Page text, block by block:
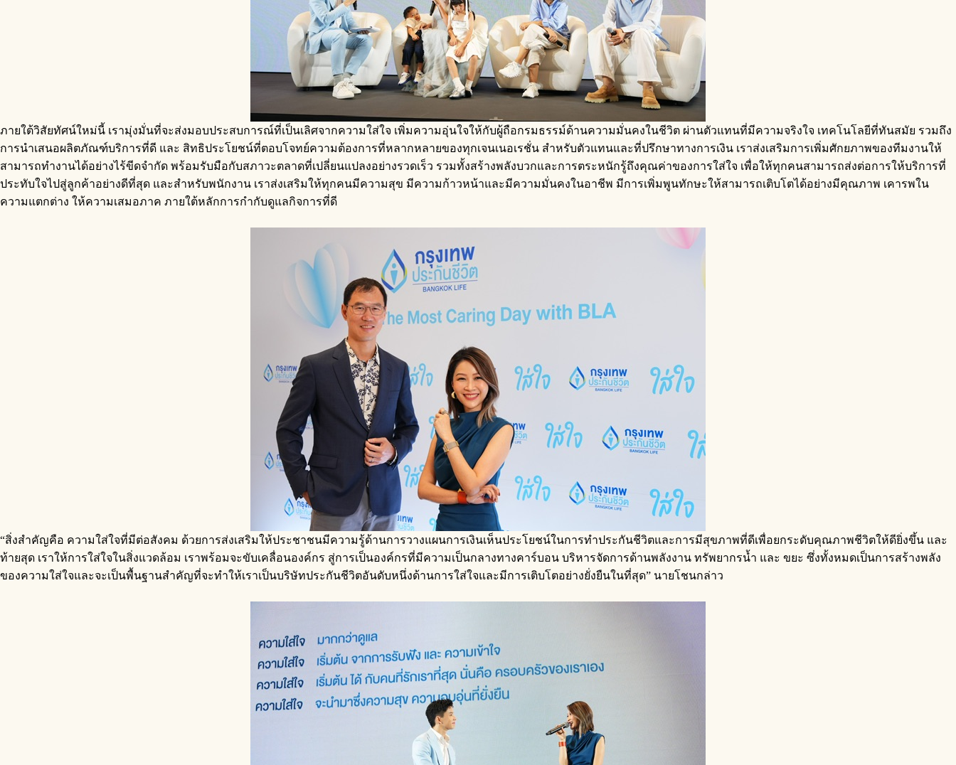
ภายใต้วิสัยทัศน์ใหม่นี้ เรามุ่งมั่นที่จะส่งมอบประสบการณ์ที่เป็นเลิศจากความใส่ใจ เพิ่มความอุ่นใจให้กับผู้ถือกรมธรรม์ด้านความมั่นคงในชีวิต ผ่านตัวแทนที่มีความจริงใจ เทคโนโลยีที่ทันสมัย รวมถึง
การนำเสนอผลิตภัณฑ์บริการที่ดี และ สิทธิประโยชน์ที่ตอบโจทย์ความต้องการที่หลากหลายของทุกเจนเนอเรชั่น สำหรับตัวแทนและที่ปรึกษาทางการเงิน เราส่งเสริมการเพิ่มศักยภาพของทีมงานให้
สามารถทำงานได้อย่างไร้ขีดจำกัด พร้อมรับมือกับสภาวะตลาดที่เปลี่ยนแปลงอย่างรวดเร็ว รวมทั้งสร้างพลังบวกและการตระหนักรู้ถึงคุณค่าของการใส่ใจ เพื่อให้ทุกคนสามารถส่งต่อการให้บริการที่
ประทับใจไปสู่ลูกค้าอย่างดีที่สุด และสำหรับพนักงาน เราส่งเสริมให้ทุกคนมีความสุข มีความก้าวหน้าและมีความมั่นคงในอาชีพ มีการเพิ่มพูนทักษะให้สามารถเติบโตได้อย่างมีคุณภาพ เคารพใน
ความแตกต่าง ให้ความเสมอภาค ภายใต้หลักการกำกับดูแลกิจการที่ดี
“สิ่งสำคัญคือ ความใส่ใจที่มีต่อสังคม ด้วยการส่งเสริมให้ประชาชนมีความรู้ด้านการวางแผนการเงินเห็นประโยชน์ในการทำประกันชีวิตและการมีสุขภาพที่ดีเพื่อยกระดับคุณภาพชีวิตให้ดียิ่งขึ้น และ
ท้ายสุด เราให้การใส่ใจในสิ่งแวดล้อม เราพร้อมจะขับเคลื่อนองค์กร สู่การเป็นองค์กรที่มีความเป็นกลางทางคาร์บอน บริหารจัดการด้านพลังงาน ทรัพยากรน้ำ และ ขยะ ซึ่งทั้งหมดเป็นการสร้างพลัง
ของความใส่ใจและจะเป็นพื้นฐานสำคัญที่จะทำให้เราเป็นบริษัทประกันชีวิตอันดับหนึ่งด้านการใส่ใจและมีการเติบโตอย่างยั่งยืนในที่สุด” นายโชนกล่าว